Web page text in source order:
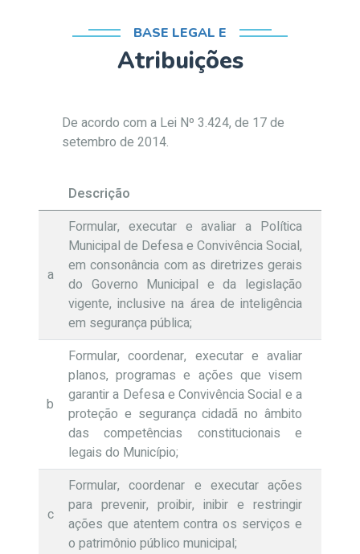
BASE LEGAL E
Atribuições
De acordo com a Lei Nº 3.424, de 17 de
setembro de 2014.
Descrição
a
Formular, executar e avaliar a Política
Municipal de Defesa e Convivência Social,
em consonância com as diretrizes gerais
do Governo Municipal e da legislação
vigente, inclusive na área de inteligência
em segurança pública;
b
Formular, coordenar, executar e avaliar
planos, programas e ações que visem
garantir a Defesa e Convivência Social e a
proteção e segurança cidadã no âmbito
das competências constitucionais e
legais do Município;
c
Formular, coordenar e executar ações
para prevenir, proibir, inibir e restringir
ações que atentem contra os serviços e
o patrimônio público municipal;